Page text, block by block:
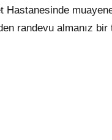
Hastanesinde
randevu almanız